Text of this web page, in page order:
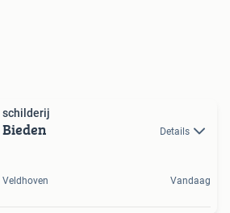
schilderij
Bieden Details
Veldhoven Vandaag